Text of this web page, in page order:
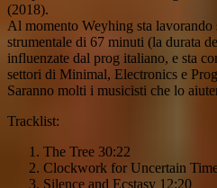
(2018).
Al momento Weyhing sta lavorando
strumentale di 67 minuti (la durata
influenzate dal prog italiano, e sta
settori di Minimal, Electronics e
Saranno molti i musicisti che lo
Tracklist:
The Tree 30:22
Clockwork for Uncertain
Silence and Ecstasy 12:20